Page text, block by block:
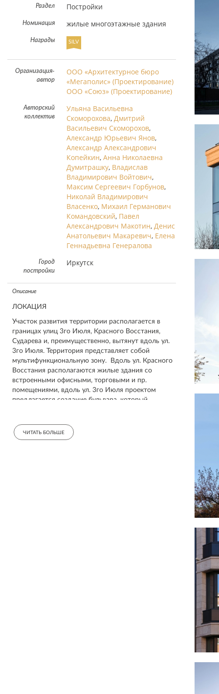
Раздел Постройки
Номинация жилые многоэтажные здания
Награды SILV
Организация-
автор
ООО «Архитектурное бюро
«Мегаполис» (Проектирование)
ООО «Союз» (Проектирование)
Авторский
коллектив
Ульяна Васильевна
Скоморохова, Дмитрий
Васильевич Скоморохов,
Александр Юрьевич Янов,
Александр Александрович
Копейкин, Анна Николаевна
Думитрашку, Владислав
Владимирович Войтович,
Максим Сергеевич Горбунов,
Николай Владимирович
Власенко, Михаил Германович
Командовский, Павел
Александрович Макотин, Денис
Анатольевич Макаревич, Елена
Геннадьевна Генералова
Город
постройки
Иркутск
Описание
ЛОКАЦИЯ
Участок развития территории располагается в
границах улиц 3го Июля, Красного Восстания,
Сударева и, преимущественно, вытянут вдоль ул.
3го Июля. Территория представляет собой
мультифункциональную зону. Вдоль ул. Красного
Восстания располагаются жилые здания со
встроенными офисными, торговыми и пр.
помещениями, вдоль ул. 3го Июля проектом
предлагается создание бульвара, который
транзита пешеходов до остановки общественного
транспорта, парковок и отдельных зданий. Проект
ЧИТАТЬ БОЛЬШЕ